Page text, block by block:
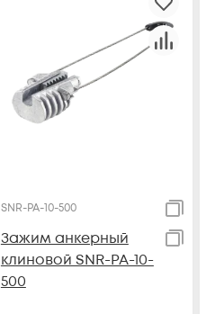
SNR-PA-10-500
Зажим анкерный
клиновой SNR-PA-10-
500